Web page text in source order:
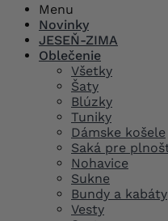
Menu
Novinky
JESEŇ-ZIMA
Oblečenie
Všetky
Šaty
Blúzky
Tuniky
Dámske košele
Saká pre
Nohavice
Sukne
Bundy a kabáty
Vesty